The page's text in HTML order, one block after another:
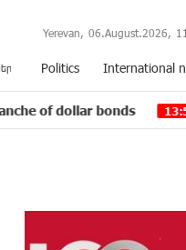
Yerevan, 06.August.2026, 11
Politics International
bonds 13:55 Green